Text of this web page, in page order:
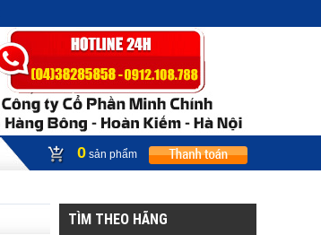
0 sản phẩm
TÌM THEO HÃNG